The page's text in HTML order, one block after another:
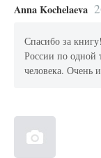
Anna Kochelaeva
Спасибо за
России по одной
человека. Очень